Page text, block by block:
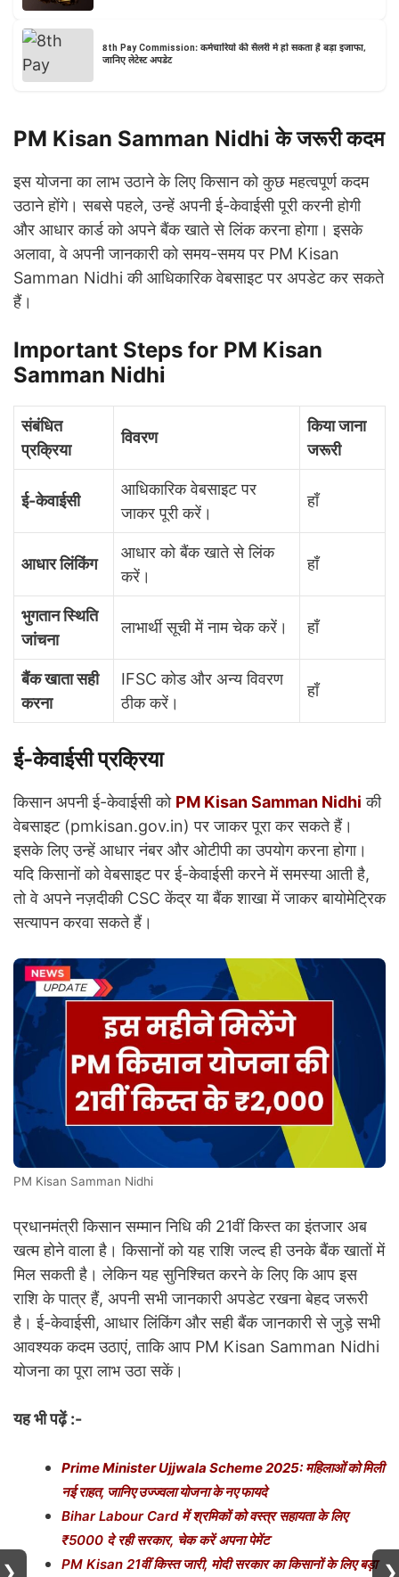
8th Pay Commission: कर्मचारियों की सैलरी में हो सकता है बड़ा इजाफा,
जानिए लेटेस्ट अपडेट
PM Kisan Samman Nidhi के जरूरी कदम
इस योजना का लाभ उठाने के लिए किसान को कुछ महत्वपूर्ण कदम
उठाने होंगे। सबसे पहले, उन्हें अपनी ई-केवाईसी पूरी करनी होगी
और आधार कार्ड को अपने बैंक खाते से लिंक करना होगा। इसके
अलावा, वे अपनी जानकारी को समय-समय पर PM Kisan
Samman Nidhi की आधिकारिक वेबसाइट पर अपडेट कर सकते
हैं।
Important Steps for PM Kisan
Samman Nidhi
संबंधित
प्रक्रिया
विवरण
किया जाना
जरूरी
ई-केवाईसी
आधिकारिक वेबसाइट पर
जाकर पूरी करें।
हाँ
आधार लिंकिंग
आधार को बैंक खाते से लिंक
करें।
हाँ
भुगतान स्थिति
जांचना
लाभार्थी सूची में नाम चेक करें। हाँ
बैंक खाता सही
करना
IFSC कोड और अन्य विवरण
ठीक करें।
हाँ
ई-केवाईसी प्रक्रिया
किसान अपनी ई-केवाईसी को PM Kisan Samman Nidhi की
वेबसाइट (pmkisan.gov.in) पर जाकर पूरा कर सकते हैं।
इसके लिए उन्हें आधार नंबर और ओटीपी का उपयोग करना होगा।
यदि किसानों को वेबसाइट पर ई-केवाईसी करने में समस्या आती है,
तो वे अपने नज़दीकी CSC केंद्र या बैंक शाखा में जाकर बायोमेट्रिक
सत्यापन करवा सकते हैं।
PM Kisan Samman Nidhi
प्रधानमंत्री किसान सम्मान निधि की 21वीं किस्त का इंतजार अब
खत्म होने वाला है। किसानों को यह राशि जल्द ही उनके बैंक खातों में
मिल सकती है। लेकिन यह सुनिश्चित करने के लिए कि आप इस
राशि के पात्र हैं, अपनी सभी जानकारी अपडेट रखना बेहद जरूरी
है। ई-केवाईसी, आधार लिंकिंग और सही बैंक जानकारी से जुड़े सभी
आवश्यक कदम उठाएं, ताकि आप PM Kisan Samman Nidhi
योजना का पूरा लाभ उठा सकें।
यह भी पढ़ें :-
Prime Minister Ujjwala Scheme 2025: महिलाओं को मिली
नई राहत, जानिए उज्ज्वला योजना के नए फायदे
Bihar Labour Card में श्रमिकों को वस्त्र सहायता के लिए
₹5000 दे रही सरकार, चेक करें अपना पेमेंट
PM Kisan 21वीं किस्त जारी, मोदी सरकार का किसानों के लिए बड़ा
❯ ❯